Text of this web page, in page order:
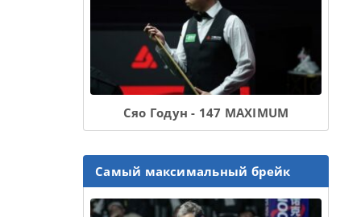
Сяо Годун - 147 MAXIMUM
Самый максимальный брейк